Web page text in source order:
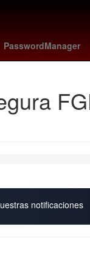
PasswordManager
Pago
notificaciones